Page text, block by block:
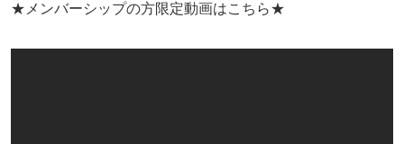
★メンバーシップの方限定動画はこちら★